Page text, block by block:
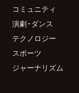
コミュニティ
演劇・ダンス
テクノロジー
スポーツ
ジャーナリズム